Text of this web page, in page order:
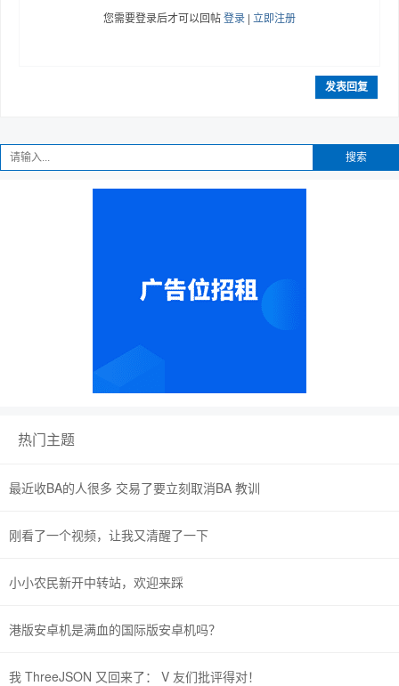
您需要登录后才可以回帖登录 | 立即注册
发表回复
搜索
热门主题
最近收BA的人很多 交易了要立刻取消BA 教训
刚看了一个视频，让我又清醒了一下
小小农民新开中转站，欢迎来踩
港版安卓机是满血的国际版安卓机吗？
我 ThreeJSON 又回来了： V 友们批评得对！